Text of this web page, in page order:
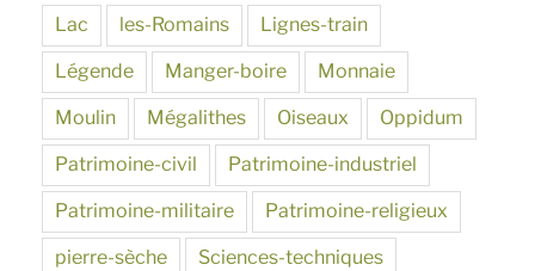
Lac les-Romains Lignes-train
Légende Manger-boire Monnaie
Moulin Mégalithes Oiseaux Oppidum
Patrimoine-civil Patrimoine-industriel
Patrimoine-militaire Patrimoine-religieux
pierre-sèche Sciences-techniques